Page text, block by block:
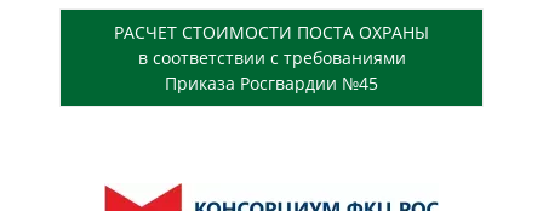
РАСЧЕТ СТОИМОСТИ ПОСТА ОХРАНЫ
в соответствии с требованиями
Приказа Росгвардии №45